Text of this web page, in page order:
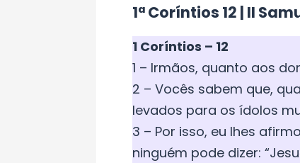
1ª Coríntios 12 | II
1 Coríntios – 12
1 – Irmãos, quanto aos
2 – Vocês sabem que,
levados para os ídolos
3 – Por isso, eu lhes
ninguém pode dizer: